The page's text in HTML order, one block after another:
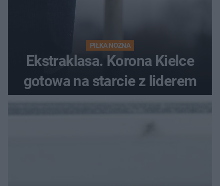
PIŁKA NOŻNA
Ekstraklasa. Korona Kielce
gotowa na starcie z liderem